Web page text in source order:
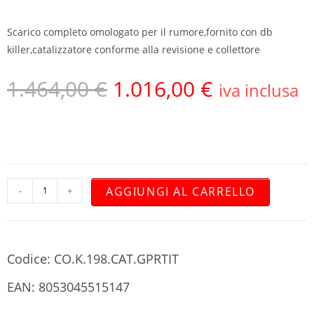
Scarico completo omologato per il rumore,fornito con db
killer,catalizzatore conforme alla revisione e collettore
1.464,00€ 1.016,00 € iva inclusa
- + AGGIUNGI AL CARRELLO
Codice: CO.K.198.CAT.GPRTIT
EAN: 8053045515147